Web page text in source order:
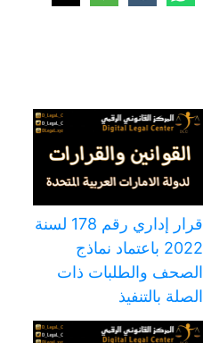
قرار إداري رقم 178 لسنة
2022 باعتماد نماذج
الصحف والطلبات ذات
الصلة بالتنفيذ